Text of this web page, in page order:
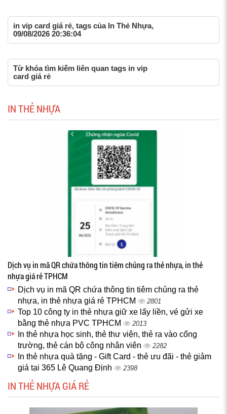
in vip card giá rẻ, tags của In Thẻ Nhựa,
09/08/2026 20:36:04
Từ khóa tìm kiếm liên quan tags in vip
card giá rẻ
IN THẺ NHỰA
Dịch vụ in mã QR chứa thông tin tiêm chủng ra thẻ nhựa, in thẻ
nhựa giá rẻ TPHCM
Dịch vụ in mã QR chứa thông tin tiêm chủng ra thẻ
nhựa, in thẻ nhựa giá rẻ TPHCM
2801
Top 10 công ty in thẻ nhựa giữ xe lấy liền, vé gửi xe
bằng thẻ nhựa PVC TPHCM
2013
In thẻ nhựa học sinh, thẻ thư viện, thẻ ra vào cổng
trường, thẻ cán bộ công nhân viên
2282
In thẻ nhựa quà tặng - Gift Card - thẻ ưu đãi - thẻ giảm
giá tại 365 Lê Quang Định
2398
IN THẺ NHỰA GIÁ RẺ